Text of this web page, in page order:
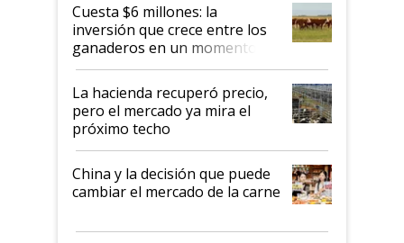
Cuesta $6 millones: la
inversión que crece entre los
ganaderos en un momento
histórico para la actividad
La hacienda recuperó precio,
pero el mercado ya mira el
próximo techo
China y la decisión que puede
cambiar el mercado de la carne